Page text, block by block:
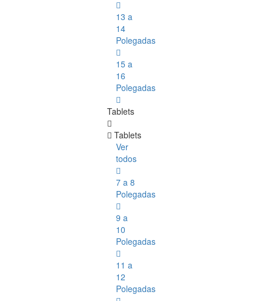
13 a
14
Polegadas
15 a
16
Polegadas
Tablets
Tablets
Ver
todos
7 a 8
Polegadas
9 a
10
Polegadas
11 a
12
Polegadas